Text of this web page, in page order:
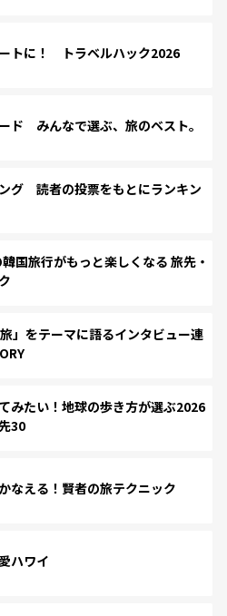
トに！ トラベルハック2026
ド みんなで選ぶ、旅のベスト。
グ 読者の投票をもとにランキン
国旅行がもっと楽しくなる 旅先・
」をテーマに語るインタビュー連
みたい！地球の歩き方が選ぶ2026
30
なえる！賢者の旅テクニック
ハワイ